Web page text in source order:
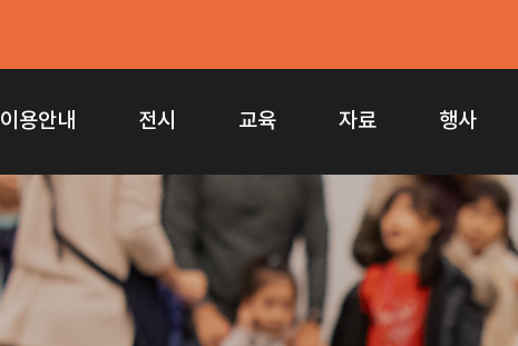
이용안내 전시 교육 자료 행사